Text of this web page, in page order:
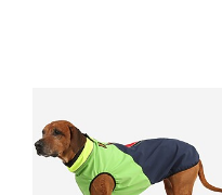
c
können
auf
der